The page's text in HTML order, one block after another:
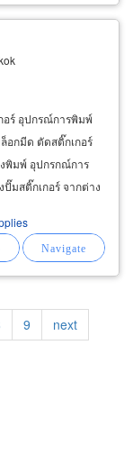
อร์ อุปกรณ์การพิมพ์
อกมีด ตัดสติ๊กเกอร์
พิมพ์ อุปกรกณ์การ
ปั๊มสติ๊กเกอร์ จากต่าง
Page
9
Next
page
next